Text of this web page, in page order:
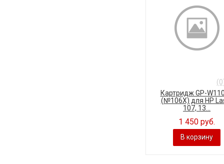
Картридж GP-
(№106X) для HP
107, 13...
1 450 руб.
В корзину